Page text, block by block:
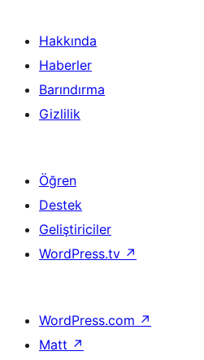
Hakkında
Haberler
Barındırma
Gizlilik
Öğren
Destek
Geliştiriciler
WordPress.tv ↗
WordPress.com ↗
Matt ↗